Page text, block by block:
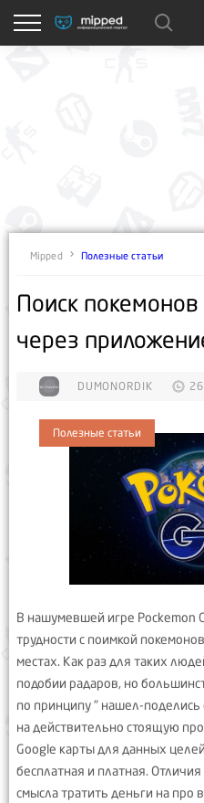
Mipped Полезные статьи
Поиск покемонов
через
DUMONORDIK
Полезные статьи
В нашумевшей игре Pockemon
трудности с поимкой
местах. Как раз для таких
подобии радаров, но
по принципу " нашел-поделись
на действительно стоящую
Google карты для данных
бесплатная и платная.
смысла тратить деньги на про